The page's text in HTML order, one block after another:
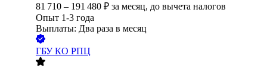
81 710 – 191 480 ₽ за месяц, до вычета налогов
Опыт 1-3 года
Выплаты: Два раза в месяц
ГБУ КО РПЦ